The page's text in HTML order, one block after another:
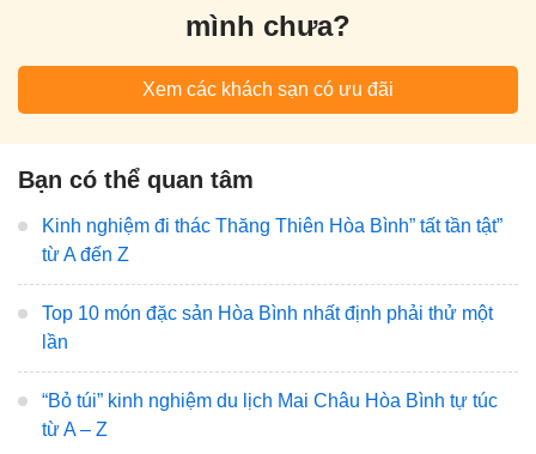
mình chưa?
Xem các khách sạn có ưu đãi
Bạn có thể quan tâm
Kinh nghiệm đi thác Thăng Thiên Hòa Bình” tất tần tật”
từ A đến Z
Top 10 món đặc sản Hòa Bình nhất định phải thử một
lần
“Bỏ túi” kinh nghiệm du lịch Mai Châu Hòa Bình tự túc
từ A – Z